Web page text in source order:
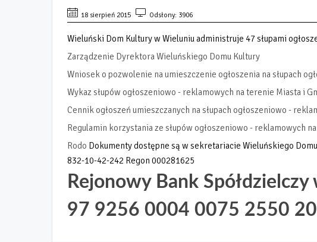
18 sierpień 2015 Odsłony: 3906
Wieluński Dom Kultury w Wieluniu administruje 47 słupami
Zarządzenie Dyrektora Wieluńskiego Domu Kultury
Wniosek o pozwolenie na umieszczenie ogłoszenia na słupach
Wykaz słupów ogłoszeniowo - reklamowych na terenie Miasta i
Cennik ogłoszeń umieszczanych na słupach ogłoszeniowo -
Regulamin korzystania ze słupów ogłoszeniowo - reklamowych
Rodo Dokumenty dostępne są w sekretariacie Wieluńskiego
832-10-42-242 Regon 000281625
Rejonowy Bank
97 9256 0004 0075 2550